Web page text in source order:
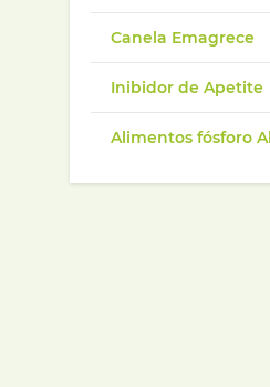
Canela Emagrece
Inibidor de Apetite
Alimentos fósforo